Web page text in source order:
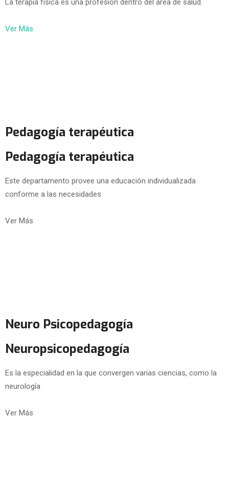
La terapia física es una profesión dentro del área de salud.
Ver Más
Pedagogía terapéutica
Pedagogía terapéutica
Este departamento provee una educación individualizada
conforme a las necesidades
Ver Más
Neuro Psicopedagogía
Neuropsicopedagogía
Es la especialidad en la que convergen varias ciencias, como la
neurología
Ver Más